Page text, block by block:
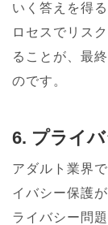
いく答えを得
ロセスでリス
ることが、最
のです。
6. プライ
アダルト業界
イバシー保護
ライバシー問